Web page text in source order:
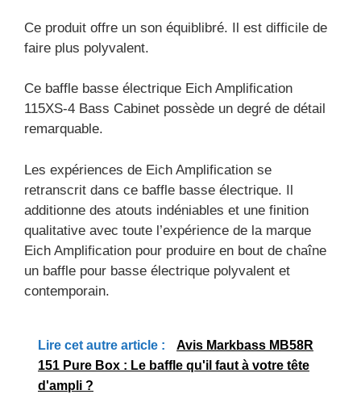
Ce produit offre un son équiblibré. Il est difficile de
faire plus polyvalent.
Ce baffle basse électrique Eich Amplification
115XS-4 Bass Cabinet possède un degré de détail
remarquable.
Les expériences de Eich Amplification se
retranscrit dans ce baffle basse électrique. Il
additionne des atouts indéniables et une finition
qualitative avec toute l’expérience de la marque
Eich Amplification pour produire en bout de chaîne
un baffle pour basse électrique polyvalent et
contemporain.
Lire cet autre article :
Avis Markbass MB58R
151 Pure Box : Le baffle qu'il faut à votre tête
d'ampli ?